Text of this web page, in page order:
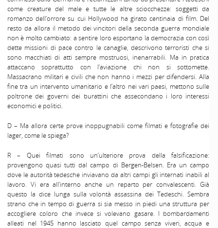
come creature del male e tutte le altre sciocchezze: soggetti da
romanzo dell’orrore su cui Hollywood ha girato centinaia di film. Del
resto da allora il metodo dei vincitori della seconda guerra mondiale
non è molto cambiato: a sentire loro esportano la democrazia con così
dette missioni di pace contro le canaglie, descrivono terroristi che si
sono macchiati di atti sempre mostruosi, inenarrabili. Ma in pratica
attaccano soprattutto con l’aviazione chi non si sottomette.
Massacrano militari e civili che non hanno i mezzi per difendersi. Alla
fine tra un intervento umanitario e l’altro nei vari paesi, mettono sulle
poltrone dei governi dei burattini che assecondano i loro interessi
economici e politici.
D – Ma allora certe prove inoppugnabili come filmati e fotografie dei
lager, come le spiega?
R – Quei filmati sono un’ulteriore prova della falsificazione:
provengono quasi tutti dal campo di Bergen-Belsen. Era un campo
dove le autorità tedesche inviavano da altri campi gli internati inabili al
lavoro. Vi era all’interno anche un reparto per convalescenti. Già
questo la dice lunga sulla volontà assassina dei Tedeschi. Sembra
strano che in tempo di guerra si sia messo in piedi una struttura per
accogliere coloro che invece si volevano gasare. I bombardamenti
alleati nel 1945 hanno lasciato quel campo senza viveri, acqua e